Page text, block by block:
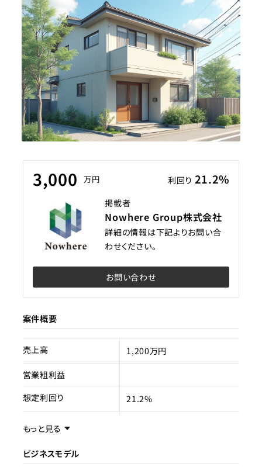
3,000 万円 利回り 21.2%
掲載者
Nowhere Group株式会社
詳細の情報は下記よりお問い合
わせください。
お問い合わせ
案件概要
売上高 1,200万円
営業粗利益
想定利回り
21.2%
売却スキーム
権利
もっと見る
ビジネスモデル